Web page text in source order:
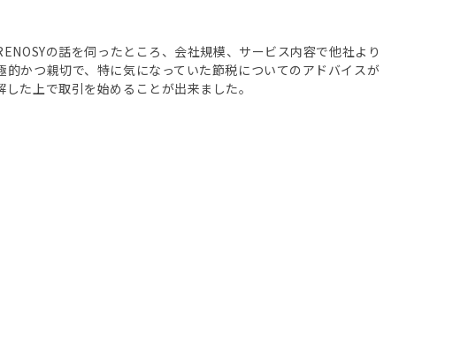
の話を伺ったところ、会社規模、サービス内容で他社より
かつ親切で、特に気になっていた節税についてのアドバイスが
た上で取引を始めることが出来ました。